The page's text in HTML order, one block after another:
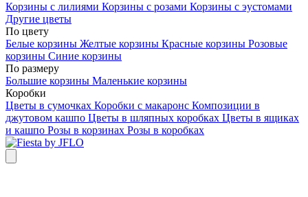
Корзины с лилиями Корзины с розами Корзины с эустомами
Другие цветы
По цвету
Белые корзины Желтые корзины Красные корзины Розовые
корзины Синие корзины
По размеру
Большие корзины Маленькие корзины
Коробки
Цветы в сумочках Коробки с макаронс Композиции в
джутовом кашпо Цветы в шляпных коробках Цветы в ящиках
и кашпо Розы в корзинах Розы в коробках